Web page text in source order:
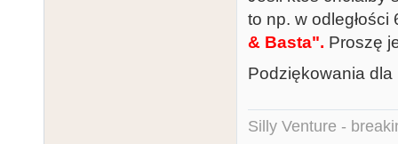
to np. w
& Basta". Proszę
Podziękowania dla
Silly Venture -